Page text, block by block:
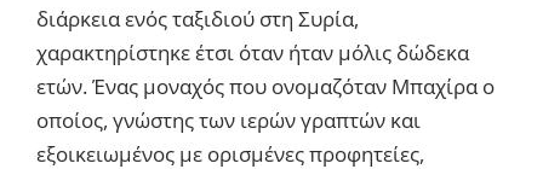
διάρκεια ενός ταξιδιού στη Συρία,
χαρακτηρίστηκε έτσι όταν ήταν μόλις δώδεκα
ετών. Ένας μοναχός που ονομαζόταν Μπαχίρα ο
οποίος, γνώστης των ιερών γραπτών και
εξοικειωμένος με ορισμένες προφητείες,